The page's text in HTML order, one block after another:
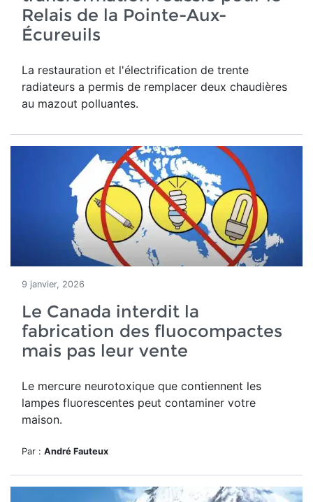
Relais de la Pointe-Aux-
Écureuils
La restauration et l'électrification de trente
radiateurs a permis de remplacer deux chaudières
au mazout polluantes.
9 janvier, 2026
Le Canada interdit la
fabrication des fluocompactes
mais pas leur vente
Le mercure neurotoxique que contiennent les
lampes fluorescentes peut contaminer votre
maison.
Par : André Fauteux